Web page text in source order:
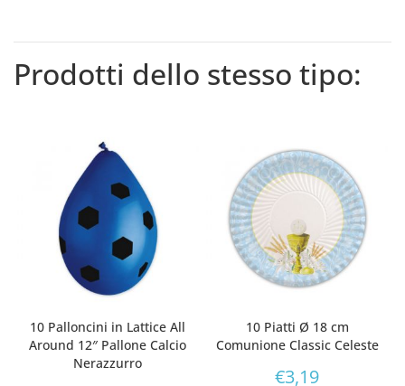
Prodotti dello stesso tipo:
10 Palloncini in Lattice All
Around 12″ Pallone Calcio
Nerazzurro
10 Piatti Ø 18 cm
Comunione Classic Celeste
€3,19